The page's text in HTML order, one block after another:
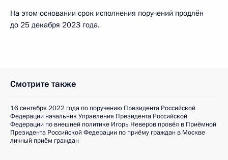
На этом основании срок исполнения поручений продлён
до 25 декабря 2023 года.
Смотрите также
16 сентября 2022 года по поручению Президента Российской
Федерации начальник Управления Президента Российской
Федерации по внешней политике Игорь Неверов провёл в Приёмной
Президента Российской Федерации по приёму граждан в Москве
личный приём граждан